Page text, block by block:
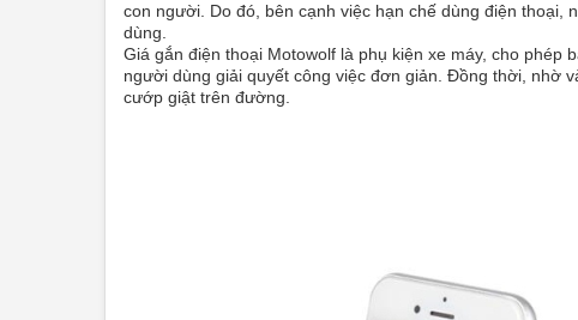
con người. Do đó, bên cạnh việc hạn chế dùng điện thoại,
dùng.
Giá gắn điện thoại Motowolf là phụ kiện xe máy, cho
người dùng giải quyết công việc đơn giản. Đồng thời, nhờ
cướp giật trên đường.